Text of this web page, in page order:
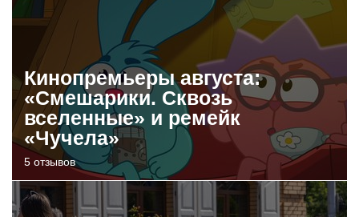
Кинопремьеры августа:
«Смешарики. Сквозь
вселенные» и ремейк
«Чучела»
5 отзывов